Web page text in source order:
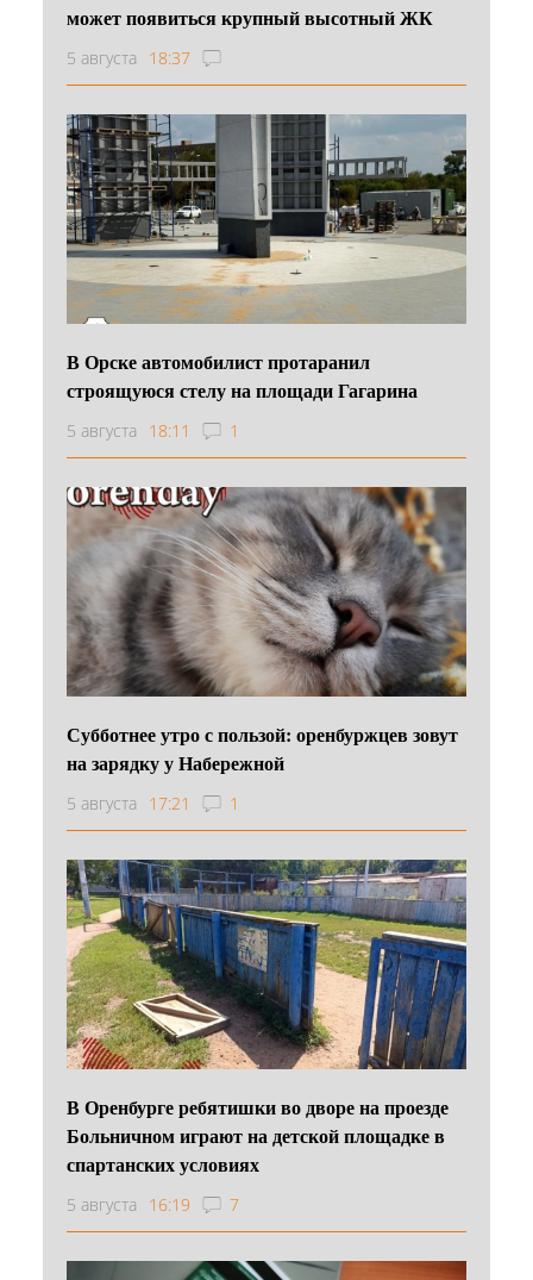
может появиться крупный высотный ЖК
5 августа 18:37
В Орске автомобилист протаранил
строящуюся стелу на площади Гагарина
5 августа 18:11 1
Субботнее утро с пользой: оренбуржцев зовут
на зарядку у Набережной
5 августа 17:21 1
В Оренбурге ребятишки во дворе на проезде
Больничном играют на детской площадке в
спартанских условиях
5 августа 16:19 7